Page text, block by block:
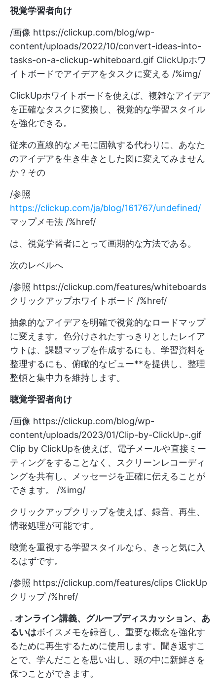
視覚学習者向け
/画像 https://clickup.com/blog/wp-
content/uploads/2022/10/convert-ideas-into-
tasks-on-a-clickup-whiteboard.gif ClickUpホワ
イトボードでアイデアをタスクに変える /%img/
ClickUpホワイトボードを使えば、複雑なアイデア
を正確なタスクに変換し、視覚的な学習スタイル
を強化できる。
従来の直線的なメモに固執する代わりに、あなた
のアイデアを生き生きとした図に変えてみません
か？その
/参照
https://clickup.com/ja/blog/161767/undefined/
マップメモ法 /%href/
は、視覚学習者にとって画期的な方法である。
次のレベルへ
/参照 https://clickup.com/features/whiteboards
クリックアップホワイトボード /%href/
抽象的なアイデアを明確で視覚的なロードマップ
に変えます。色分けされたすっきりとしたレイア
ウトは、課題マップを作成するにも、学習資料を
整理するにも、俯瞰的なビュー**を提供し、整理
整頓と集中力を維持します。
聴覚学習者向け
/画像 https://clickup.com/blog/wp-
content/uploads/2023/01/Clip-by-ClickUp-.gif
Clip by ClickUpを使えば、電子メールや直接ミー
ティングをすることなく、スクリーンレコーディ
ングを共有し、メッセージを正確に伝えることが
できます。 /%img/
クリックアップクリップを使えば、録音、再生、
情報処理が可能です。
聴覚を重視する学習スタイルなら、きっと気に入
るはずです。
/参照 https://clickup.com/features/clips ClickUp
クリップ /%href/
. オンライン講義、グループディスカッション、あ
るいはボイスメモを録音し、重要な概念を強化す
るために再生するために使用します。聞き返すこ
とで、学んだことを思い出し、頭の中に新鮮さを
保つことができます。